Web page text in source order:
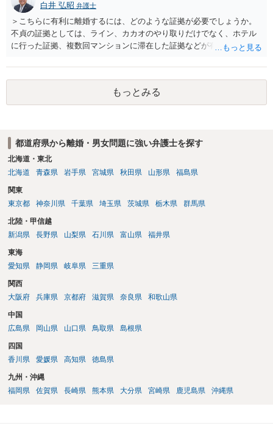
白井 弘昭 弁護士
＞こちらに有利に離婚するには、どのような証拠が必要でしょうか。
不貞の証拠としては、ライン、カカオのやり取りだけでなく、ホテル
に行った証拠、複数回マンションに滞在した証拠などが有効です。 不
婚する、慰謝料をとるなど）ことができると思われます。 ただし、不
貞発覚後、長期間同居を続けると、不貞を許したとの評価につながる
場合がありますので、ご注意ください。 以上、ご参考まで。
もっとみる
都道府県から離婚・男女問題に強い弁護士を探す
北海道・東北
北海道
青森県 岩手県 宮城県 秋田県 山形県 福島県
関東
東京都
神奈川県 千葉県 埼玉県 茨城県 栃木県 群馬県
北陸・甲信越
新潟県
長野県 山梨県 石川県 富山県 福井県
東海
愛知県
静岡県 岐阜県 三重県
関西
大阪府
兵庫県 京都府 滋賀県 奈良県 和歌山県
中国
広島県
岡山県 山口県 鳥取県 島根県
四国
香川県
愛媛県 高知県 徳島県
九州・沖縄
福岡県
佐賀県 長崎県 熊本県 大分県 宮崎県 鹿児島県 沖縄県